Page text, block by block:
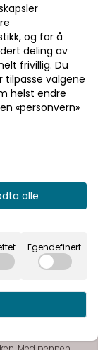
Hvit
sett med satin
to stk penner
Bestrødd
i bøkene er
blanke sider,
første innsiden
44 sider.
lager
og for å
deling av
frivillig. Du
tilpasse valgene
helst endre
«personvern»
alle
Egendefinert